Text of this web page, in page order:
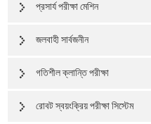
প্রসার্য পরীক্ষা মেশিন
জলবাহী সার্বজনীন
গতিশীল ক্লান্তি পরীক্ষা
রোবট স্বয়ংক্রিয় পরীক্ষা সিস্টেম